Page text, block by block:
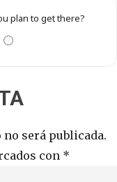
plan to get there?
será publicada.
con *